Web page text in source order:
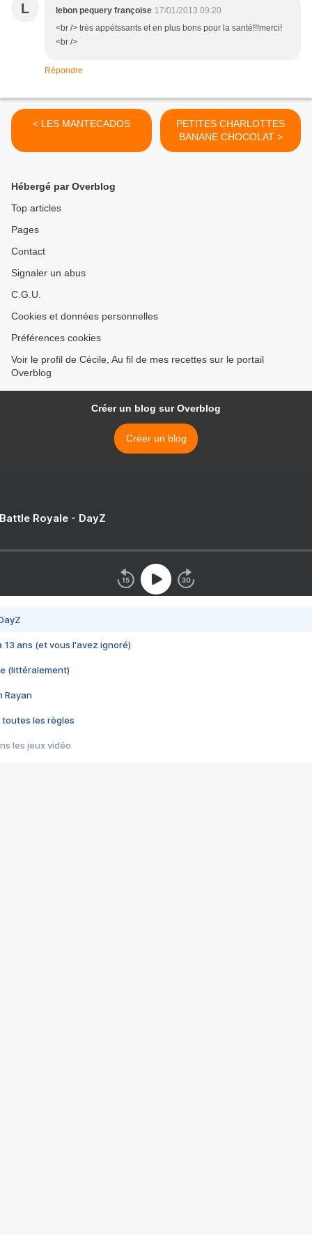
L lebon pequery françoise 17/01/2013 09:20
<br /> très appétssants et en plus bons pour la santé!!!merci!
<br />
Répondre
< LES MANTECADOS
PETITES CHARLOTTES
BANANE CHOCOLAT >
Hébergé par Overblog
Top articles
Pages
Contact
Signaler un abus
C.G.U.
Cookies et données personnelles
Préférences cookies
Voir le profil de Cécile, Au fil de mes recettes sur le portail
Overblog
Créer un blog sur Overblog
Créer un blog
Royale - DayZ
13 ans (et vous l'avez ignoré)
(littéralement)
Rayan
toutes les règles
les jeux vidéo